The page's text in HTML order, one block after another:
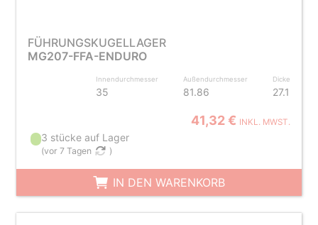
FÜHRUNGSKUGELLAGER
MG207-FFA-ENDURO
Innendurchmesser
35
Außendurchmesser
81.86
Dicke
27.1
41,32 € INKL. MWST.
3 stücke auf Lager
(vor 7 Tagen )
IN DEN WARENKORB